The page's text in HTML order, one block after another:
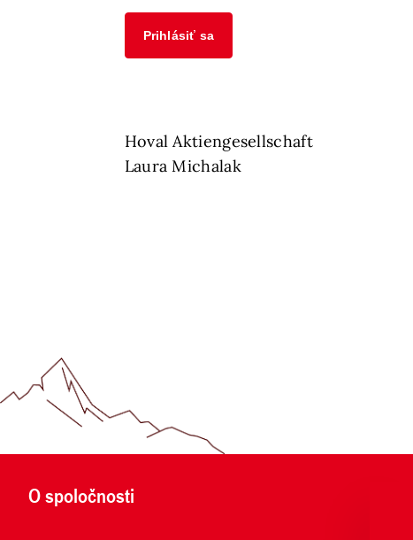
Prihlásiť sa
Hoval Aktiengesellschaft
Laura Michalak
O spoločnosti